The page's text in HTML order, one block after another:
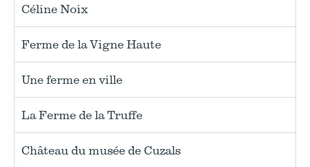
Céline Noix
Ferme de la Vigne Haute
Une ferme en ville
La Ferme de la Truffe
Château du musée de Cuzals